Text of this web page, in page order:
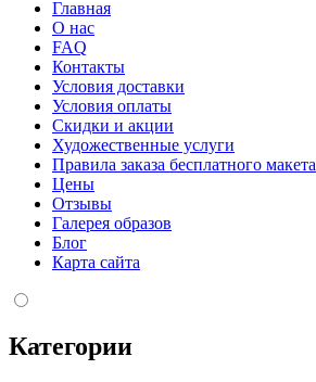
Главная
О нас
FAQ
Контакты
Условия доставки
Условия оплаты
Скидки и акции
Художественные услуги
Правила заказа бесплатного макета
Цены
Отзывы
Галерея образов
Блог
Карта сайта
Категории